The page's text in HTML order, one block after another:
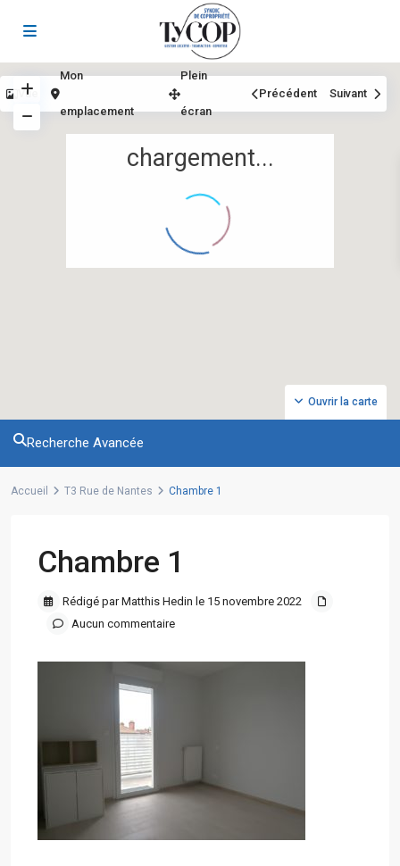
chargement...
Ouvrir la carte
Vue
Mon
emplacement
Plein
écran
Précédent Suivant
Recherche Avancée
Accueil T3 Rue de Nantes Chambre 1
Chambre 1
Rédigé par Matthis Hedin le 15 novembre 2022
Aucun commentaire